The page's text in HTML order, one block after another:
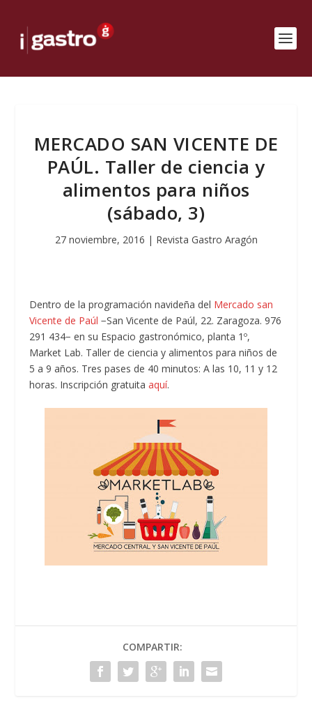
MERCADO SAN VICENTE DE
PAÚL. Taller de ciencia y
alimentos para niños
(sábado, 3)
27 noviembre, 2016 | Revista Gastro Aragón
Dentro de la programación navideña del Mercado san
Vicente de Paúl −San Vicente de Paúl, 22. Zaragoza. 976
291 434− en su Espacio gastronómico, planta 1º,
Market Lab. Taller de ciencia y alimentos para niños de
5 a 9 años. Tres pases de 40 minutos: A las 10, 11 y 12
horas. Inscripción gratuitaaquí.
COMPARTIR: